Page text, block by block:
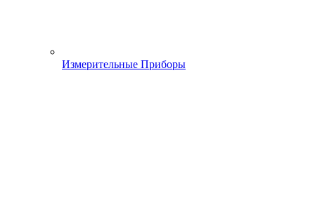
Измерительные Приборы